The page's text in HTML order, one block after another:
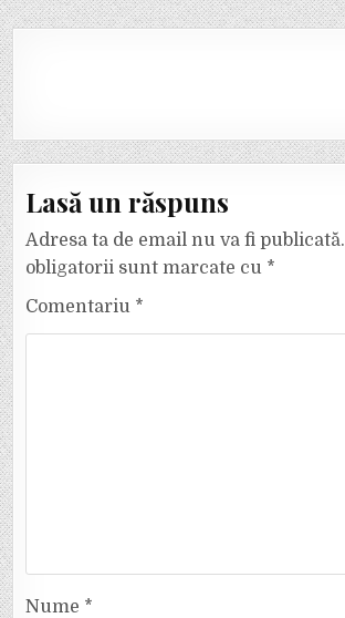
Lasă un răspuns
Adresa ta de email nu va fi publicată.
obligatorii sunt marcate cu *
Comentariu *
Nume *